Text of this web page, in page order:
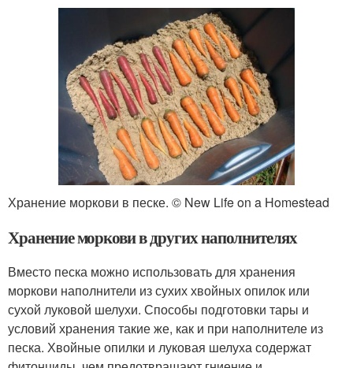
Хранение моркови в песке. © New Life on a Homestead
Хранение моркови в других наполнителях
Вместо песка можно использовать для хранения
моркови наполнители из сухих хвойных опилок или
сухой луковой шелухи. Способы подготовки тары и
условий хранения такие же, как и при наполнителе из
песка. Хвойные опилки и луковая шелуха содержат